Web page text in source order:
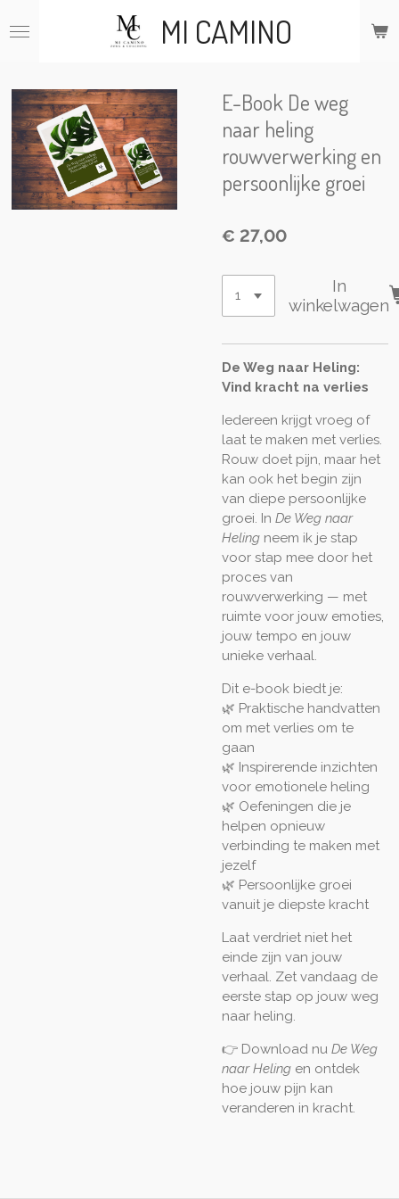
direct
hoofdinhoud
MI CAMINO
E-Book De weg
naar heling
rouwverwerking en
persoonlijke groei
€ 27,00
In
winkelwagen
De Weg naar Heling:
Vind kracht na verlies
Iedereen krijgt vroeg of
laat te maken met verlies.
Rouw doet pijn, maar het
kan ook het begin zijn
van diepe persoonlijke
groei. In De Weg naar
Heling neem ik je stap
voor stap mee door het
proces van
rouwverwerking — met
ruimte voor jouw emoties,
jouw tempo en jouw
unieke verhaal.
Dit e-book biedt je:
🌿 Praktische handvatten
om met verlies om te
gaan
🌿 Inspirerende inzichten
voor emotionele heling
🌿 Oefeningen die je
helpen opnieuw
verbinding te maken met
jezelf
🌿 Persoonlijke groei
vanuit je diepste kracht
Laat verdriet niet het
einde zijn van jouw
verhaal. Zet vandaag de
eerste stap op jouw weg
naar heling.
👉 Download nu De Weg
naar Heling en ontdek
hoe jouw pijn kan
veranderen in kracht.